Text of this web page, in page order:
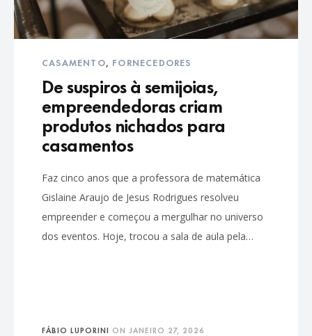
CASAMENTO, FORNECEDORES
De suspiros à semijoias,
empreendedoras criam
produtos nichados para
casamentos
Faz cinco anos que a professora de matemática
Gislaine Araujo de Jesus Rodrigues resolveu
empreender e começou a mergulhar no universo
dos eventos. Hoje, trocou a sala de aula pela…
FÁBIO LUPORINI ON JANEIRO 27, 2026